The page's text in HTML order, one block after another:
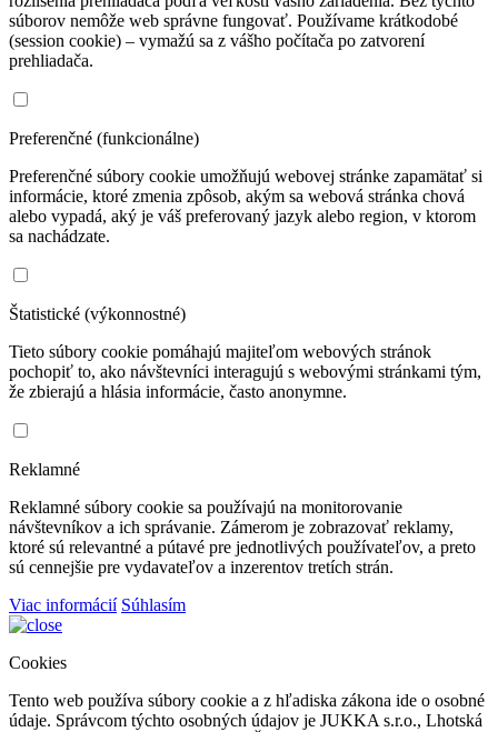
súborov nemôže web správne fungovať. Používame krátkodobé
(session cookie) – vymažú sa z vášho počítača po zatvorení
prehliadača.
Preferenčné (funkcionálne)
Preferenčné súbory cookie umožňujú webovej stránke zapamätať si
informácie, ktoré zmenia zpôsob, akým sa webová stránka chová
alebo vypadá, aký je váš preferovaný jazyk alebo region, v ktorom
sa nachádzate.
Štatistické (výkonnostné)
Tieto súbory cookie pomáhajú majiteľom webových stránok
pochopiť to, ako návštevníci interagujú s webovými stránkami tým,
že zbierajú a hlásia informácie, často anonymne.
Reklamné
Reklamné súbory cookie sa používajú na monitorovanie
návštevníkov a ich správanie. Zámerom je zobrazovať reklamy,
ktoré sú relevantné a pútavé pre jednotlivých používateľov, a preto
sú cennejšie pre vydavateľov a inzerentov tretích strán.
Viac informácií Súhlasím
Cookies
Tento web používa súbory cookie a z hľadiska zákona ide o osobné
údaje. Správcom týchto osobných údajov je JUKKA s.r.o., Lhotská